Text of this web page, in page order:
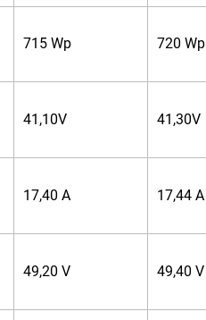
715 Wp 720 Wp
41,10V 41,30V
17,40 A 17,44 A
49,20 V 49,40 V